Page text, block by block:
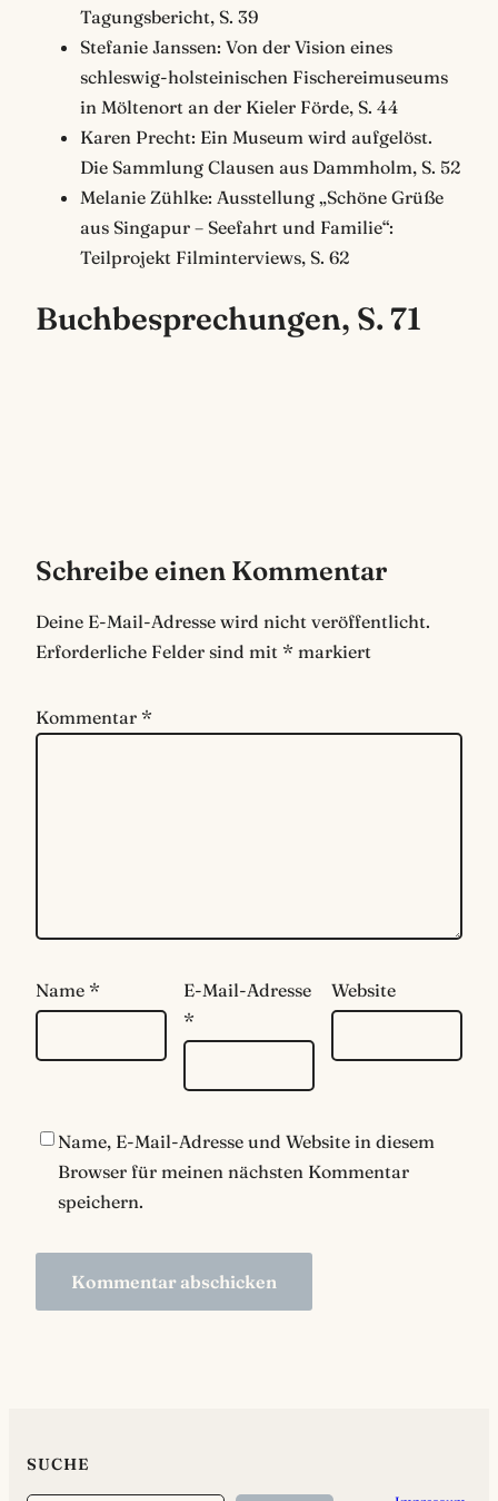
Tagungsbericht, S. 39
Stefanie Janssen: Von der Vision eines
schleswig-holsteinischen Fischereimuseums
in Möltenort an der Kieler Förde, S. 44
Karen Precht: Ein Museum wird aufgelöst.
Die Sammlung Clausen aus Dammholm, S. 52
Melanie Zühlke: Ausstellung „Schöne Grüße
aus Singapur – Seefahrt und Familie“:
Teilprojekt Filminterviews, S. 62
Buchbesprechungen, S. 71
Schreibe einen Kommentar
Deine E-Mail-Adresse wird nicht veröffentlicht.
Erforderliche Felder sind mit * markiert
Kommentar *
Name *
E-Mail-Adresse
*
Website
Name, E-Mail-Adresse und Website in diesem
Browser für meinen nächsten Kommentar
speichern.
SUCHE